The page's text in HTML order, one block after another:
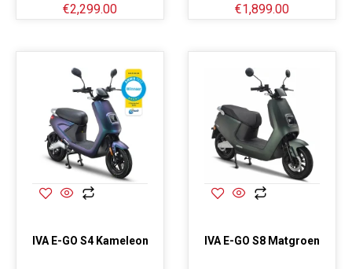
€2,299.00 €1,899.00
IVA E-GO S4 Kameleon IVA E-GO S8 Matgroen